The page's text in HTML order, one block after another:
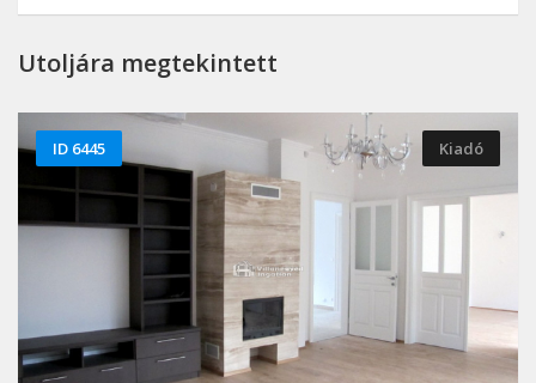
Utoljára megtekintett
ID 6445 Kiadó